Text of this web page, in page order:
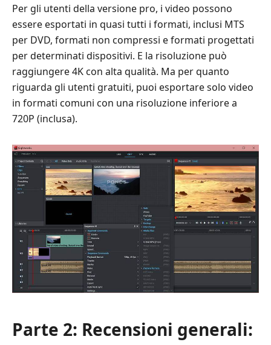
Per gli utenti della versione pro, i video possono
essere esportati in quasi tutti i formati, inclusi MTS
per DVD, formati non compressi e formati progettati
per determinati dispositivi. E la risoluzione può
raggiungere 4K con alta qualità. Ma per quanto
riguarda gli utenti gratuiti, puoi esportare solo video
in formati comuni con una risoluzione inferiore a
720P (inclusa).
Parte 2: Recensioni generali: